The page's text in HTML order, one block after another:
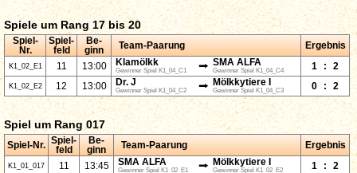
Spiele um Rang 17 bis 20
Spiel-
Nr.
Spiel-
feld
Be-
ginn
Team-Paarung Ergebnis
K1_02_E1 11 13:00 Klamölkk
Gewinner Spiel K1_04_C1 ⭢ SMA ALFA
Gewinner Spiel K1_04_C4 1 : 2
K1_02_E2 12 13:00 Dr. J
Gewinner Spiel K1_04_C2 ⭢ Mölkkytiere I
Gewinner Spiel K1_04_C3 0 : 2
Spiel um Rang 017
Spiel-Nr. Spiel-
feld
Be-
ginn
Team-Paarung Ergebnis
K1_01_017 11 13:45 SMA ALFA
Gewinner Spiel K1_02_E1 ⭢ Mölkkytiere I
Gewinner Spiel K1_02_E2 1 : 2